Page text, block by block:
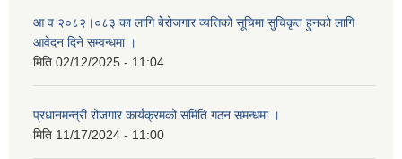
आ व २०८२।०८३ का लागि बेेरोजगार व्यत्तिको सूचिमा सुचिकृत हुनको लागि
आवेदन दिने सम्वन्धमा ।
मिति 02/12/2025 - 11:04
प्रधानमन्त्री रोजगार कार्यक्रमको समिति गठन समन्धमा ।
मिति 11/17/2024 - 11:00